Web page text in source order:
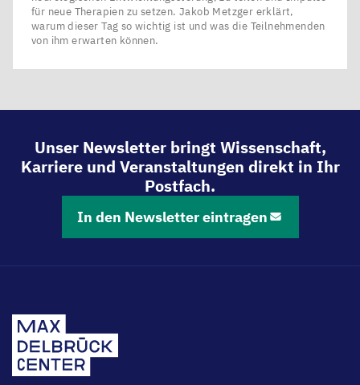
für neue Therapien zu setzen. Jakob Metzger erklärt,
warum dieser Tag so wichtig ist und was die Teilnehmenden
von ihm erwarten können.
Unser Newsletter bringt Wissenschaft,
Karriere und Veranstaltungen direkt in Ihr
Postfach.
In den Newsletter eintragen